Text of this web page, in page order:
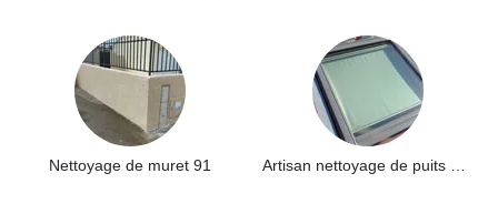
Nettoyage de muret 91